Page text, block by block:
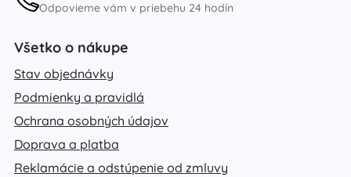
Odpovieme vám v priebehu 24 hodín
Všetko o nákupe
Stav objednávky
Podmienky a pravidlá
Ochrana osobných údajov
Doprava a platba
Reklamácie a odstúpenie od zmluvy